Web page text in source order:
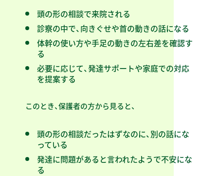
頭の形の相談で来院される
診察の中で、向きぐせや首の動きの話になる
体幹の使い方や手足の動きの左右差を確認す
る
必要に応じて、発達サポートや家庭での対応
を提案する
このとき、保護者の方から見ると、
頭の形の相談だったはずなのに、別の話にな
っている
発達に問題があると言われたようで不安にな
る